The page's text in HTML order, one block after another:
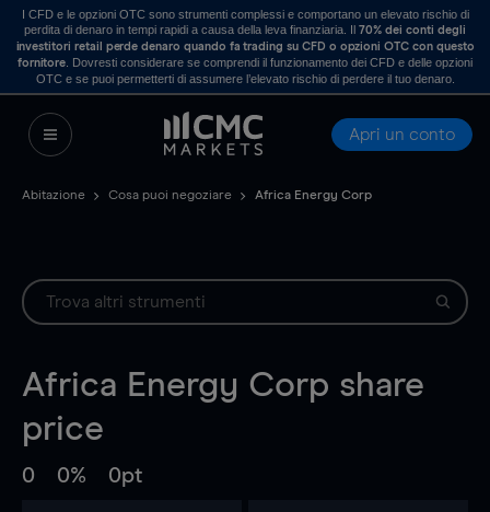
I CFD e le opzioni OTC sono strumenti complessi e comportano un elevato rischio di
perdita di denaro in tempi rapidi a causa della leva finanziaria. Il70% dei conti degli
investitori retail perde denaro quando fa trading su CFD o opzioni OTC con questo
fornitore . Dovresti considerare se comprendi il funzionamento dei CFD e delle opzioni
OTC e se puoi permetterti di assumere l’elevato rischio di perdere il tuo denaro.
Apri un conto
Abitazione Cosa puoi negoziare Africa Energy Corp
Africa Energy Corp share
price
0 0% 0pt